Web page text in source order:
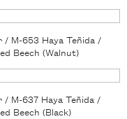
/ M-653 Haya Teñida /
Beech (Walnut)
/ M-637 Haya Teñida /
Beech (Black)